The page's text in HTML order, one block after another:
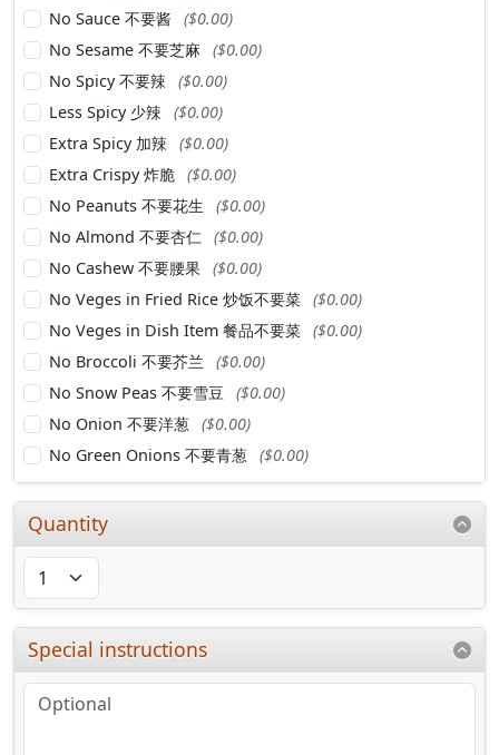
No Sauce 不要酱 ($0.00)
No Sesame 不要芝麻
($0.00)
No Spicy 不要辣
($0.00)
Less Spicy 少辣
($0.00)
Extra Spicy 加辣
($0.00)
Extra Crispy 炸脆 ($0.00)
No Peanuts 不要花生
($0.00)
No Almond 不要杏仁 ($0.00)
No Cashew 不要腰果 ($0.00)
No Veges in Fried Rice 炒饭不要菜 ($0.00)
No Veges in Dish Item 餐品不要菜 ($0.00)
No Broccoli 不要芥兰
($0.00)
No Snow Peas 不要雪豆 ($0.00)
No Onion 不要洋葱 ($0.00)
No Green Onions 不要青葱 ($0.00)
Quantity
Special instructions